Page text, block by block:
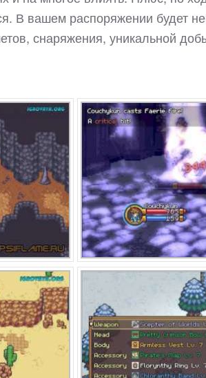
В вашем распоряжении будет
снаряжения, уникальной